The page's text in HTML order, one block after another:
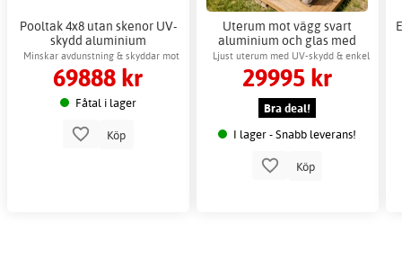
Pooltak 4x8 utan skenor UV-
skydd aluminium
självmontage
Minskar avdunstning & skyddar mot
UV-strålning
69888 kr
Fåtal i lager
Köp
Uterum mot vägg svart
aluminium och glas med
skjutdörrar - 14 m²
Ljust uterum med UV-skydd & enkel
montering
29995 kr
Bra deal!
I lager - Snabb leverans!
Köp